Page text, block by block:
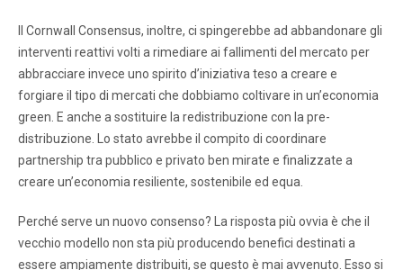
Il Cornwall Consensus, inoltre, ci spingerebbe ad abbandonare gli
interventi reattivi volti a rimediare ai fallimenti del mercato per
abbracciare invece uno spirito d’iniziativa teso a creare e
forgiare il tipo di mercati che dobbiamo coltivare in un’economia
green. E anche a sostituire la redistribuzione con la pre-
distribuzione. Lo stato avrebbe il compito di coordinare
partnership tra pubblico e privato ben mirate e finalizzate a
creare un’economia resiliente, sostenibile ed equa.
Perché serve un nuovo consenso? La risposta più ovvia è che il
vecchio modello non sta più producendo benefici destinati a
essere ampiamente distribuiti, se questo è mai avvenuto. Esso si